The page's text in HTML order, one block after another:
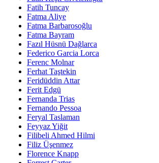
Fatih Tuncay
Fatma Aliye
Fatma Barbarosoğlu
Fatma Bayram
Fazıl Hüsnü Dağlarca
Federico Garcia Lorca
Ferenc Molnar
Ferhat Taştekin
Feridüddin Attar
Ferit Edgü
Fernanda Trias
Fernando Pessoa
Feryal Taslaman
Feyyaz Yiğit
Filibeli Ahmed Hilmi
Filiz Üşenmez
Florence Knapp